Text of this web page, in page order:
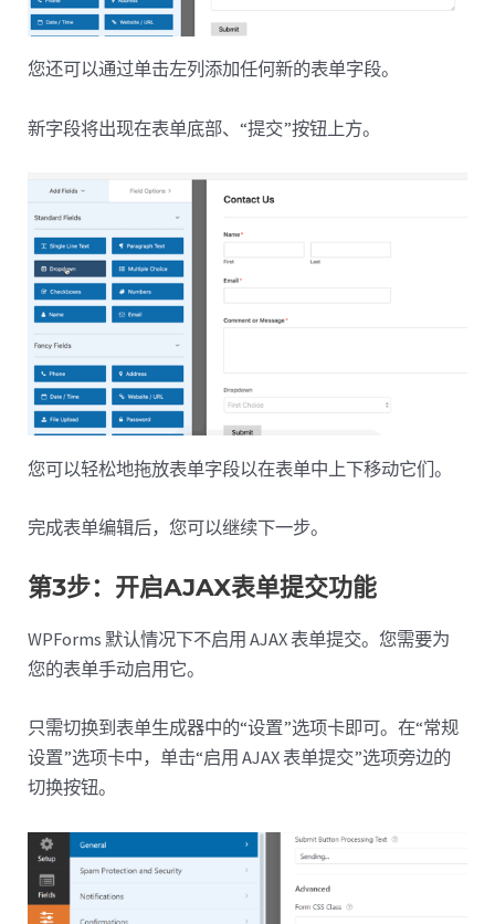
您还可以通过单击左列添加任何新的表单字段。
新字段将出现在表单底部、“提交”按钮上方。
您可以轻松地拖放表单字段以在表单中上下移动它们。
完成表单编辑后，您可以继续下一步。
第3步：开启AJAX表单提交功能
WPForms 默认情况下不启用 AJAX 表单提交。您需要为
您的表单手动启用它。
只需切换到表单生成器中的“设置”选项卡即可。在“常规
设置”选项卡中，单击“启用 AJAX 表单提交”选项旁边的
切换按钮。